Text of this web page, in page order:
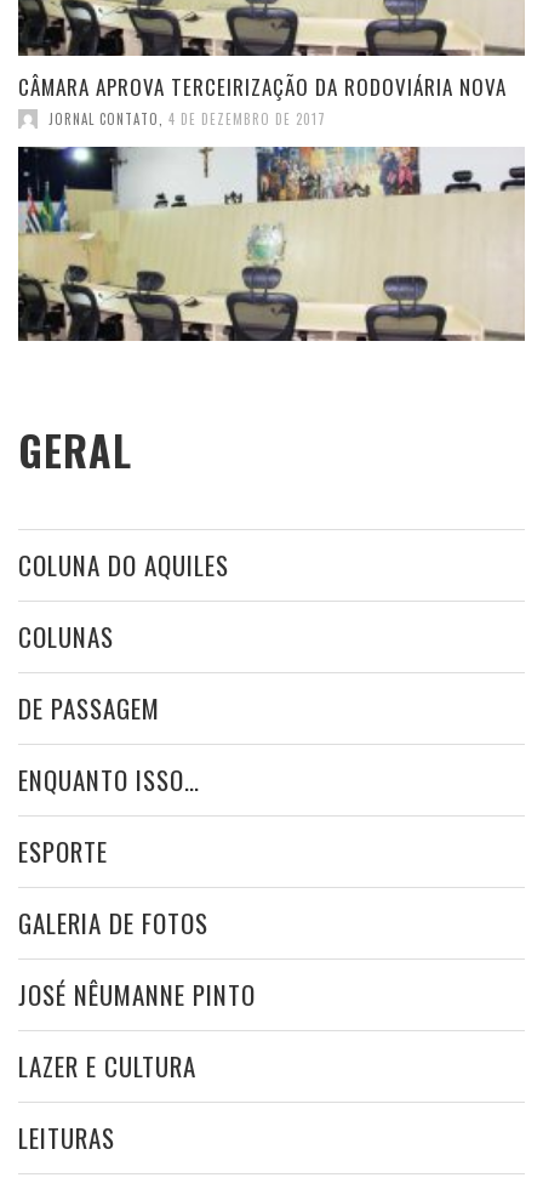
CÂMARA APROVA TERCEIRIZAÇÃO DA RODOVIÁRIA NOVA
JORNAL CONTATO 4 DE DEZEMBRO DE 2017
GERAL
COLUNA DO AQUILES
COLUNAS
DE PASSAGEM
ENQUANTO ISSO…
ESPORTE
GALERIA DE FOTOS
JOSÉ NÊUMANNE PINTO
LAZER E CULTURA
LEITURAS